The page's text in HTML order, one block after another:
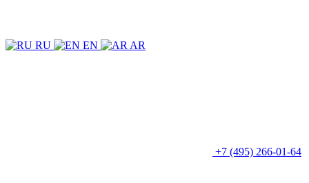
RU EN AR
+7 (495) 266-01-64